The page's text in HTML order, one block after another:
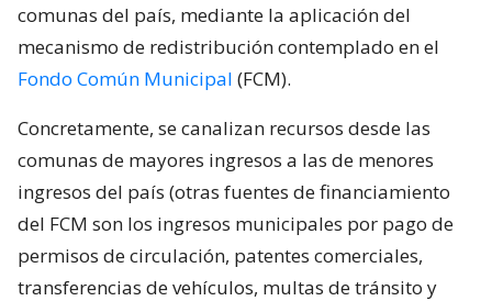
comunas del país, mediante la aplicación del
mecanismo de redistribución contemplado en el
Fondo Común Municipal (FCM).
Concretamente, se canalizan recursos desde las
comunas de mayores ingresos a las de menores
ingresos del país (otras fuentes de financiamiento
del FCM son los ingresos municipales por pago de
permisos de circulación, patentes comerciales,
transferencias de vehículos, multas de tránsito y